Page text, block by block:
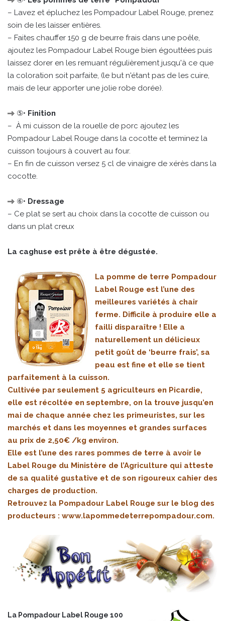
– Lavez et épluchez les Pompadour Label Rouge, prenez
soin de les laisser entières.
– Faites chauffer 150 g de beurre frais dans une poêle,
ajoutez les Pompadour Label Rouge bien égouttées puis
laissez dorer en les remuant régulièrement jusqu'à ce que
la coloration soit parfaite, (le but n'étant pas de les cuire,
mais de leur apporter une jolie robe dorée).
⑤• Finition
– À mi cuisson de la rouelle de porc ajoutez les
Pompadour Label Rouge dans la cocotte et terminez la
cuisson toujours à couvert au four.
– En fin de cuisson versez 5 cl de vinaigre de xérès dans la
cocotte.
⑥• Dressage
– Ce plat se sert au choix dans la cocotte de cuisson ou
dans un plat creux
La caghuse est prête à être dégustée.
La pomme de terre Pompadour
Label Rouge est l’une des
meilleures variétés à chair
ferme. Difficile à produire elle a
failli disparaître ! Elle a
naturellement un délicieux
petit goût de ‘beurre frais’, sa
peau est fine et elle se tient
parfaitement à la cuisson.
Cultivée par seulement 5 agriculteurs en Picardie,
elle est récoltée en septembre, on la trouve jusqu’en
mai de chaque année chez les primeuristes, sur les
marchés et dans les moyennes et grandes surfaces
au prix de 2,50€ /kg environ.
Elle est l’une des rares pommes de terre à avoir le
Label Rouge du Ministère de l’Agriculture qui atteste
de sa qualité gustative et de son rigoureux cahier des
charges de production.
Retrouvez la Pompadour Label Rouge sur le blog des
producteurs : www.lapommedeterrepompadour.com.
La Pompadour Label Rouge 100